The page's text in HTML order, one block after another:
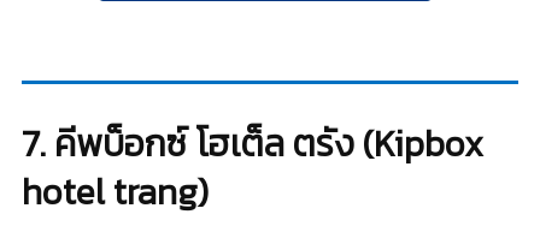
7. คีพ​บ็อกซ์​ โฮเต็ล​ ตรัง (Kipbox
hotel trang)